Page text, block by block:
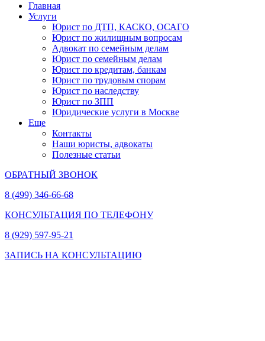
Главная
Услуги
Юрист по ДТП, КАСКО, ОСАГО
Юрист по жилищным вопросам
Адвокат по семейным делам
Юрист по семейным делам
Юрист по кредитам, банкам
Юрист по трудовым спорам
Юрист по наследству
Юрист по ЗПП
Юридические услуги в Москве
Еще
Контакты
Наши юристы, адвокаты
Полезные статьи
ОБРАТНЫЙ ЗВОНОК
8 (499) 346-66-68
КОНСУЛЬТАЦИЯ ПО ТЕЛЕФОНУ
8 (929) 597-95-21
ЗАПИСЬ НА КОНСУЛЬТАЦИЮ